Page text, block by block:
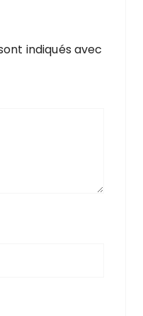
indiqués avec